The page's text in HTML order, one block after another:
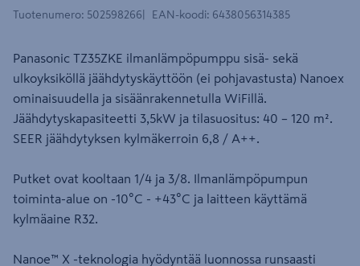
Tuotenumero: 502598266 EAN-koodi: 6438056314385
Panasonic TZ35ZKE ilmanlämpöpumppu sisä- sekä
ulkoyksiköllä jäähdytyskäyttöön (ei pohjavastusta) Nanoex
ominaisuudella ja sisäänrakennetulla WiFillä.
Jäähdytyskapasiteetti 3,5kW ja tilasuositus: 40 – 120 m².
SEER jäähdytyksen kylmäkerroin 6,8 / A++.
Putket ovat kooltaan 1/4 ja 3/8. Ilmanlämpöpumpun
toiminta-alue on -10°C - +43°C ja laitteen käyttämä
kylmäaine R32.
Nanoe™ X -teknologia hyödyntää luonnossa runsaasti